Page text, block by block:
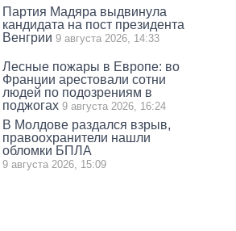
Партия Мадяра выдвинула
кандидата на пост президента
Венгрии 9 августа 2026, 14:33
Лесные пожары в Европе: во
Франции арестовали сотни
людей по подозрениям в
поджогах 9 августа 2026, 16:24
В Молдове раздался взрыв,
правоохранители нашли
обломки БПЛА
9 августа 2026, 15:09